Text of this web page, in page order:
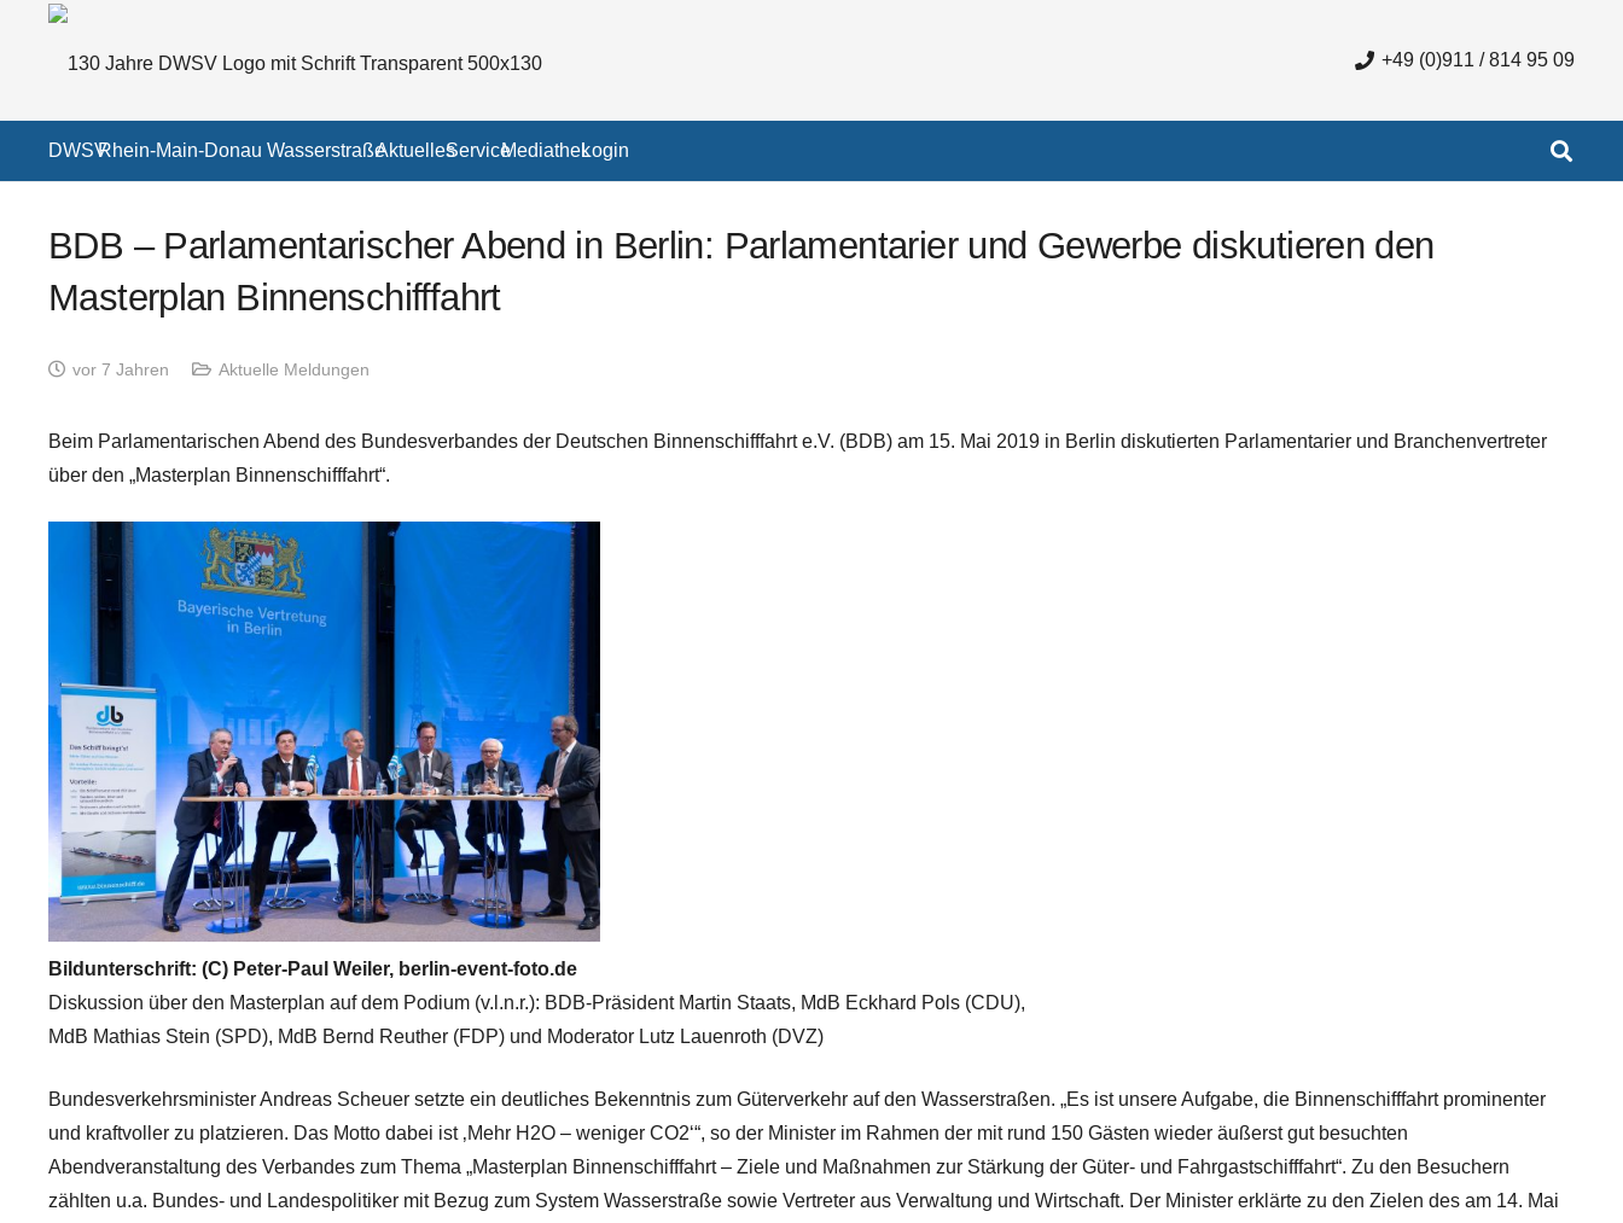
+49 (0)911 / 814 95 09
DWSVRhein-Main-Donau WasserstraßeAktuellesServiceMediathekLogin
BDB – Parlamentarischer Abend in Berlin: Parlamentarier und Gewerbe diskutieren den
Masterplan Binnenschifffahrt
vor 7 Jahren Aktuelle Meldungen
Beim Parlamentarischen Abend des Bundesverbandes der Deutschen Binnenschifffahrt e.V. (BDB) am 15. Mai 2019 in Berlin diskutierten Parlamentarier und Branchenvertreter
über den „Masterplan Binnenschifffahrt“.
Bildunterschrift: (C) Peter-Paul Weiler, berlin-event-foto.de
Diskussion über den Masterplan auf dem Podium (v.l.n.r.): BDB-Präsident Martin Staats, MdB Eckhard Pols (CDU),
MdB Mathias Stein (SPD), MdB Bernd Reuther (FDP) und Moderator Lutz Lauenroth (DVZ)
Bundesverkehrsminister Andreas Scheuer setzte ein deutliches Bekenntnis zum Güterverkehr auf den Wasserstraßen. „Es ist unsere Aufgabe, die Binnenschifffahrt prominenter
und kraftvoller zu platzieren. Das Motto dabei ist ‚Mehr H2O – weniger CO2‘“, so der Minister im Rahmen der mit rund 150 Gästen wieder äußerst gut besuchten
Abendveranstaltung des Verbandes zum Thema „Masterplan Binnenschifffahrt – Ziele und Maßnahmen zur Stärkung der Güter- und Fahrgastschifffahrt“. Zu den Besuchern
zählten u.a. Bundes- und Landespolitiker mit Bezug zum System Wasserstraße sowie Vertreter aus Verwaltung und Wirtschaft. Der Minister erklärte zu den Zielen des am 14. Mai